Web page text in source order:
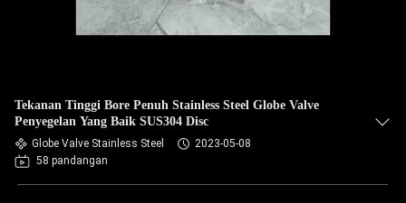
Tekanan Tinggi Bore Penuh Stainless Steel Globe Valve
Penyegelan Yang Baik SUS304 Disc
Globe Valve Stainless Steel
2023-05-08
58 pandangan